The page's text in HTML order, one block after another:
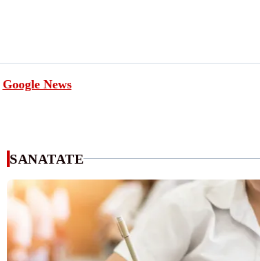
Google News
SANATATE